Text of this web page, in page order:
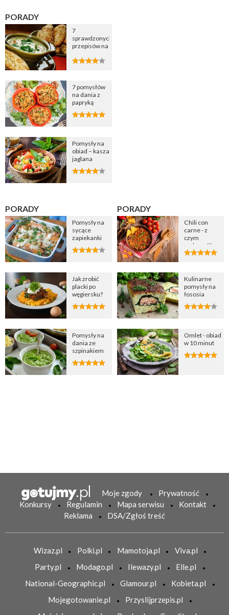
PORADY
7
sprawdzonych
przepisów na
cebulową
7 pomysłów
na dania z
papryką
Pomysły na
obiad – kasza
jaglana
PORADY
Pomysły na
sycące
zapiekanki
Jak zrobić
placki po
węgiersku?
Pomysły na
dania ze
szpinakiem
PORADY
Chili con
carne - z
czym
podawać?
Kulinarne
pomysły na
łososia
Omlet - obiad
w 10 minut
Moje zgody
Prywatność
Konkursy
Regulamin Mapa serwisu
Kontakt
Reklama
DSA/Zgłoś treść
Wizaz.pl Polki.pl Mamotoja.pl
Viva.pl
Party.pl
Modago.pl Ilewazy.pl
Elle.pl
National-Geographic.pl
Glamour.pl
Kobieta.pl
Mojegotowanie.pl
Przyslijprzepis.pl